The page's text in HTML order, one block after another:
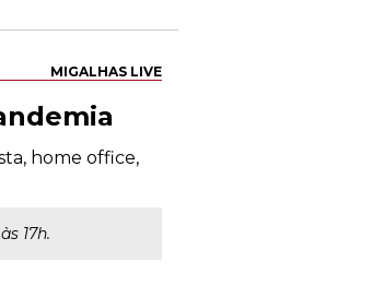
MIGALHAS LIVE
home office,
17h.